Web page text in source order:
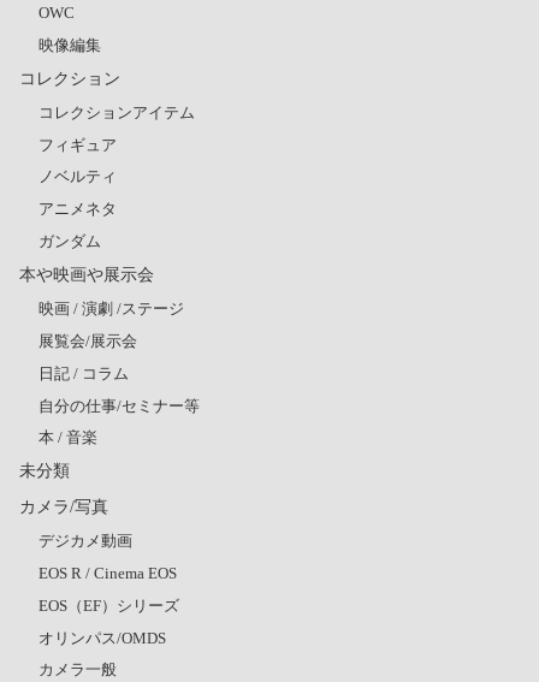
OWC
映像編集
コレクション
コレクションアイテム
フィギュア
ノベルティ
アニメネタ
ガンダム
本や映画や展示会
映画 / 演劇 /ステージ
展覧会/展示会
日記 / コラム
自分の仕事/セミナー等
本 / 音楽
未分類
カメラ/写真
デジカメ動画
EOS R / Cinema EOS
EOS（EF）シリーズ
オリンパス/OMDS
カメラ一般